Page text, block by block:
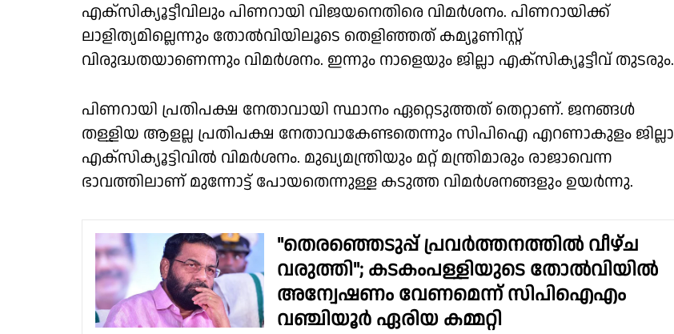
എക്സിക്യൂട്ടീവിലും പിണറായി വിജയനെതിരെ വിമർശനം. പിണറായിക്ക്
ലാളിത്യമില്ലെന്നും തോൽവിയിലൂടെ തെളിഞ്ഞത് കമ്യൂണിസ്റ്റ്
വിരുദ്ധതയാണെന്നും വിമർശനം. ഇന്നും നാളെയും ജില്ലാ എക്സിക്യൂട്ടീവ് തുടരും.
പിണറായി പ്രതിപക്ഷ നേതാവായി സ്ഥാനം ഏറ്റെടുത്തത് തെറ്റാണ്. ജനങ്ങൾ
തള്ളിയ ആളല്ല പ്രതിപക്ഷ നേതാവാകേണ്ടതെന്നും സിപിഐ എറണാകുളം ജില്ലാ
എക്സിക്യൂട്ടിവിൽ വിമർശനം. മുഖ്യമന്ത്രിയും മറ്റ് മന്ത്രിമാരും രാജാവെന്ന
ഭാവത്തിലാണ് മുന്നോട്ട് പോയതെന്നുള്ള കടുത്ത വിമർശനങ്ങളും ഉയർന്നു.
"തെരഞ്ഞെടുപ്പ് പ്രവർത്തനത്തിൽ വീഴ്ച
വരുത്തി"; കടകംപള്ളിയുടെ തോൽവിയിൽ
അന്വേഷണം വേണമെന്ന് സിപിഐഎം
വഞ്ചിയൂർ ഏരിയ കമ്മറ്റി